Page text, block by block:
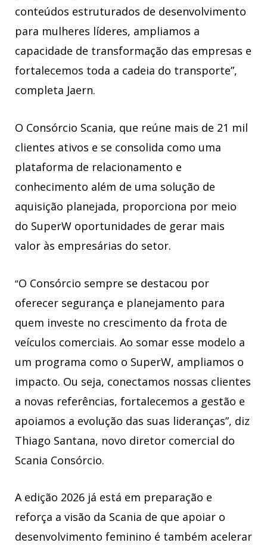
conteúdos estruturados de desenvolvimento
para mulheres líderes, ampliamos a
capacidade de transformação das empresas e
fortalecemos toda a cadeia do transporte”,
completa Jaern.
O Consórcio Scania, que reúne mais de 21 mil
clientes ativos e se consolida como uma
plataforma de relacionamento e
conhecimento além de uma solução de
aquisição planejada, proporciona por meio
do SuperW oportunidades de gerar mais
valor às empresárias do setor.
“O Consórcio sempre se destacou por
oferecer segurança e planejamento para
quem investe no crescimento da frota de
veículos comerciais. Ao somar esse modelo a
um programa como o SuperW, ampliamos o
impacto. Ou seja, conectamos nossas clientes
a novas referências, fortalecemos a gestão e
apoiamos a evolução das suas lideranças”, diz
Thiago Santana, novo diretor comercial do
Scania Consórcio.
A edição 2026 já está em preparação e
reforça a visão da Scania de que apoiar o
desenvolvimento feminino é também acelerar